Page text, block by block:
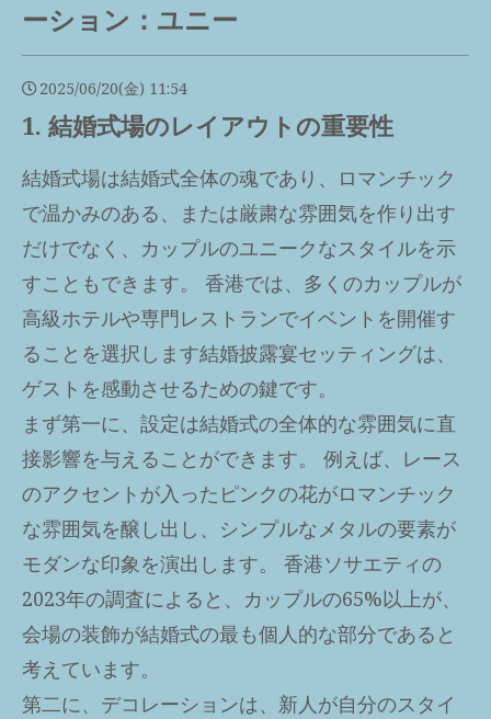
ーション：ユニー
2025/06/20(金) 11:54
1. 結婚式場のレイアウトの重要性
結婚式場は結婚式全体の魂であり、ロマンチック
で温かみのある、または厳粛な雰囲気を作り出す
だけでなく、カップルのユニークなスタイルを示
すこともできます。 香港では、多くのカップルが
高級ホテルや専門レストランでイベントを開催す
ることを選択します結婚披露宴セッティングは、
ゲストを感動させるための鍵です。
まず第一に、設定は結婚式の全体的な雰囲気に直
接影響を与えることができます。 例えば、レース
のアクセントが入ったピンクの花がロマンチック
な雰囲気を醸し出し、シンプルなメタルの要素が
モダンな印象を演出します。 香港ソサエティの
2023年の調査によると、カップルの65%以上が、
会場の装飾が結婚式の最も個人的な部分であると
考えています。
第二に、デコレーションは、新人が自分のスタイ